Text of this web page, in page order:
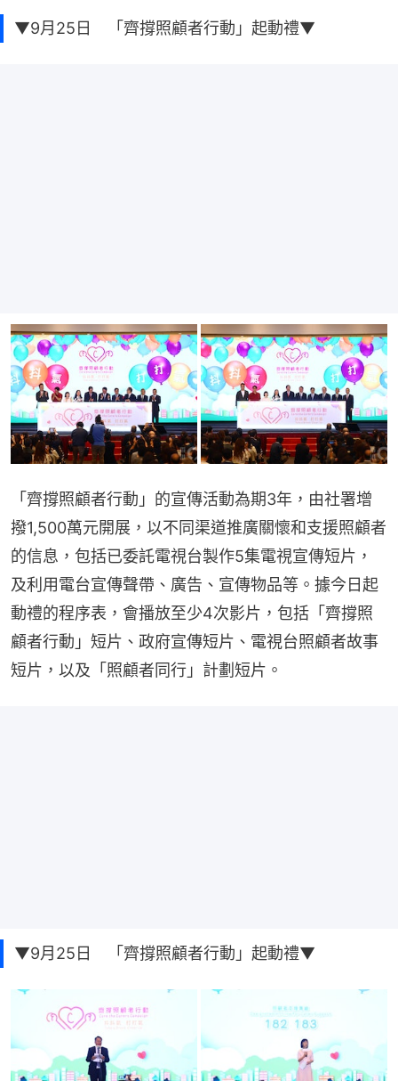
▼9月25日 「齊撐照顧者行動」起動禮▼
「齊撐照顧者行動」的宣傳活動為期3年，由社署增
撥1,500萬元開展，以不同渠道推廣關懷和支援照顧者
的信息，包括已委託電視台製作5集電視宣傳短片，
及利用電台宣傳聲帶、廣告、宣傳物品等。據今日起
動禮的程序表，會播放至少4次影片，包括「齊撐照
顧者行動」短片、政府宣傳短片、電視台照顧者故事
短片，以及「照顧者同行」計劃短片。
▼9月25日 「齊撐照顧者行動」起動禮▼